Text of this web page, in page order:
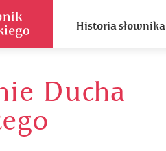
Historia słownika
Ducha